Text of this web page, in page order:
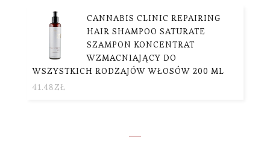
CANNABIS CLINIC REPAIRING
HAIR SHAMPOO SATURATE
SZAMPON KONCENTRAT
WZMACNIAJĄCY DO
WSZYSTKICH RODZAJÓW WŁOSÓW 200 ML
41.48ZŁ